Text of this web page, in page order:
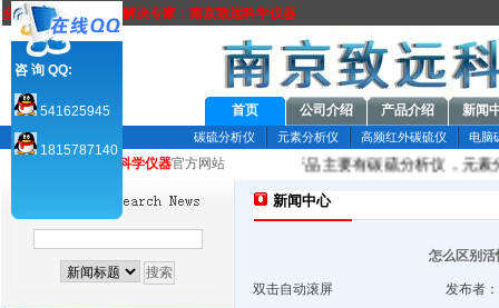
全方位元素分析方案解决专家：南京致远科学仪器
首页 公司介绍 产品介绍 新闻
碳硫分析仪 元素分析仪 高频红外碳硫仪 电脑
科学仪器官方网站
有限公司是国内分析仪器专业厂家，产品主要有碳硫分析仪，元
新闻中心
怎么区别
双击自动滚屏 发布者
咨 询 QQ:
541625945
1815787140